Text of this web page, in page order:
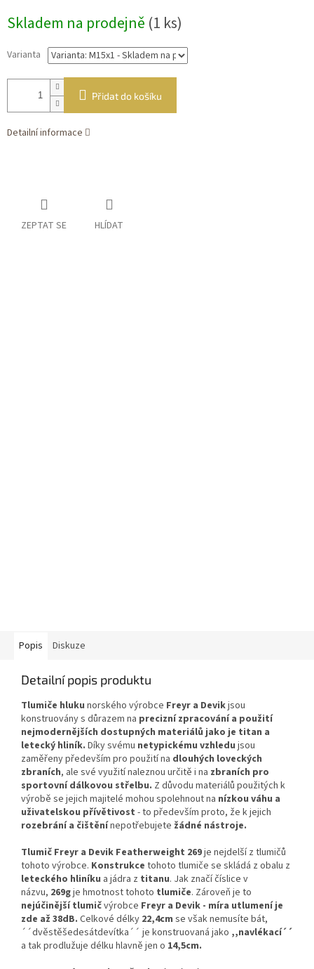
cena:
Skladem na prodejně (1 ks)
Varianta
Přidat do košíku
Detailní informace
ZEPTAT SE HLÍDAT
Popis Diskuze
Detailní popis produktu
Tlumiče hluku norského výrobce Freyr a Devikjsou
konstruovány s důrazem na precizní zpracování a použití
nejmodernějších dostupných materiálů jako je titan a
letecký hliník. Díky svému netypickému vzhledu jsou
zaměřeny především pro použití na dlouhých loveckých
zbraních, ale své využití naleznou určitě i na zbraních pro
sportovní dálkovou střelbu. Z důvodu materiálů použitých k
výrobě se jejich majitelé mohou spolehnout na nízkou váhu a
uživatelskou přívětivost - to především proto, že k jejich
rozebrání a čištěnínepotřebujete žádné nástroje.
Tlumič Freyr a Devik Featherweight 269je nejdelší z tlumičů
tohoto výrobce. Konstrukce tohoto tlumiče se skládá z obalu z
leteckého hliníku a jádra z titanu. Jak značí číslice v
názvu, 269gje hmotnost tohoto tlumiče. Zároveň je to
nejúčinější tlumičvýrobce Freyr a Devik - míra utlumení je
zde až 38dB. Celkové délky 22,4cm se však nemusíte bát,
´´dvěstěšedesátdevítka´´ je konstruovaná jako ,,navlékací´´
a tak prodlužuje délku hlavně jen o 14,5cm.